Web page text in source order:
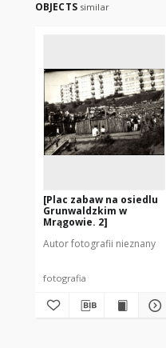
OBJECTS similar
[Plac zabaw na osiedlu
Grunwaldzkim w
Mrągowie. 2]
Autor fotografii nieznany
fotografia